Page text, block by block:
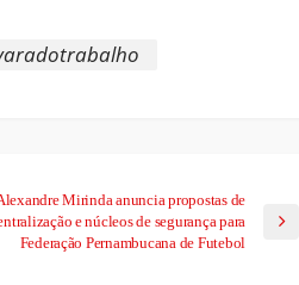
Mirinda anuncia propostas de
e núcleos de segurança para
Federação Pernambucana de Futebol